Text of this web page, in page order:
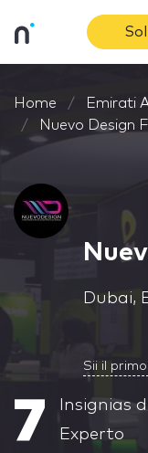
Home Emirati
Nuevo Design
Dubai,
Sii il
7
Insignias
Experto